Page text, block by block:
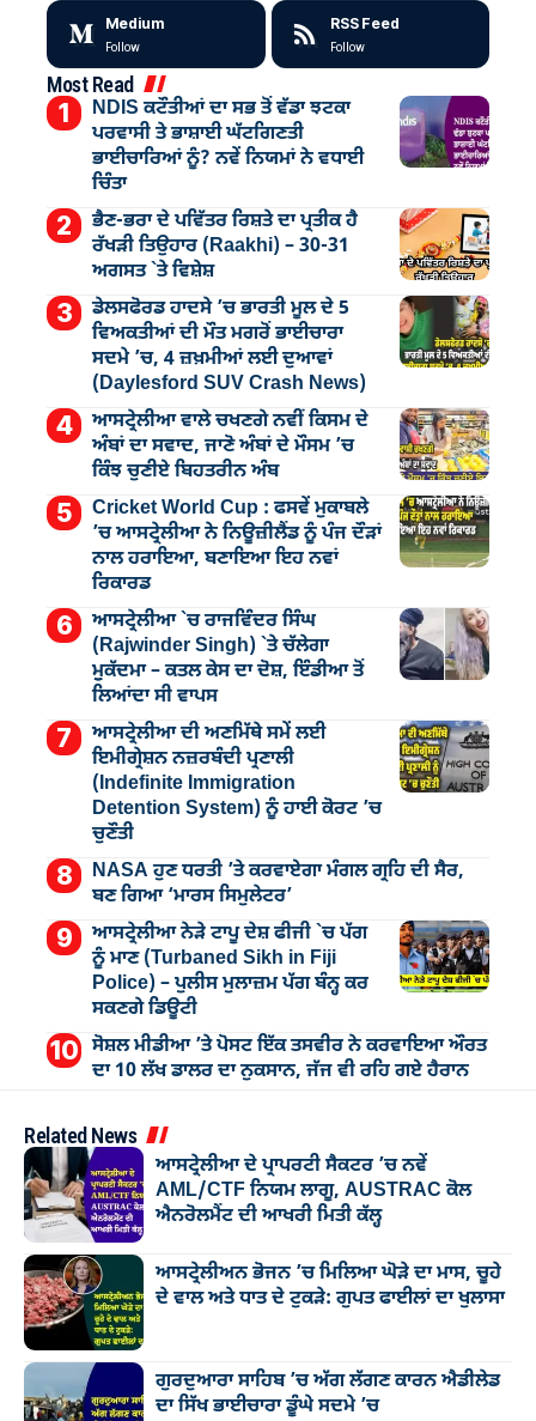
Medium
Follow
RSS Feed
Follow
Most Read
NDIS ਕਟੌਤੀਆਂ ਦਾ ਸਭ ਤੋਂ ਵੱਡਾ ਝਟਕਾ
ਪਰਵਾਸੀ ਤੇ ਭਾਸ਼ਾਈ ਘੱਟਗਿਣਤੀ
ਭਾਈਚਾਰਿਆਂ ਨੂੰ? ਨਵੇਂ ਨਿਯਮਾਂ ਨੇ ਵਧਾਈ
ਚਿੰਤਾ
ਭੈਣ-ਭਰਾ ਦੇ ਪਵਿੱਤਰ ਰਿਸ਼ਤੇ ਦਾ ਪ੍ਰਤੀਕ ਹੈ
ਰੱਖੜੀ ਤਿਉਹਾਰ (Raakhi) – 30-31
ਅਗਸਤ `ਤੇ ਵਿਸ਼ੇਸ਼
ਡੇਲਸਫੋਰਡ ਹਾਦਸੇ ’ਚ ਭਾਰਤੀ ਮੂਲ ਦੇ 5
ਵਿਅਕਤੀਆਂ ਦੀ ਮੌਤ ਮਗਰੋਂ ਭਾਈਚਾਰਾ
ਸਦਮੇ ’ਚ, 4 ਜ਼ਖ਼ਮੀਆਂ ਲਈ ਦੁਆਵਾਂ
(Daylesford SUV Crash News)
ਆਸਟ੍ਰੇਲੀਆ ਵਾਲੇ ਚਖਣਗੇ ਨਵੀਂ ਕਿਸਮ ਦੇ
ਅੰਬਾਂ ਦਾ ਸਵਾਦ, ਜਾਣੋ ਅੰਬਾਂ ਦੇ ਮੌਸਮ ’ਚ
ਕਿੰਝ ਚੁਣੀਏ ਬਿਹਤਰੀਨ ਅੰਬ
Cricket World Cup : ਫਸਵੇਂ ਮੁਕਾਬਲੇ
’ਚ ਆਸਟ੍ਰੇਲੀਆ ਨੇ ਨਿਊਜ਼ੀਲੈਂਡ ਨੂੰ ਪੰਜ ਦੌੜਾਂ
ਨਾਲ ਹਰਾਇਆ, ਬਣਾਇਆ ਇਹ ਨਵਾਂ
ਰਿਕਾਰਡ
ਆਸਟ੍ਰੇਲੀਆ `ਚ ਰਾਜਵਿੰਦਰ ਸਿੰਘ
(Rajwinder Singh) `ਤੇ ਚੱਲੇਗਾ
ਮੁੁਕੱਦਮਾ – ਕਤਲ ਕੇਸ ਦਾ ਦੋਸ਼, ਇੰਡੀਆ ਤੋਂ
ਲਿਆਂਦਾ ਸੀ ਵਾਪਸ
ਆਸਟ੍ਰੇਲੀਆ ਦੀ ਅਣਮਿੱਥੇ ਸਮੇਂ ਲਈ
ਇਮੀਗ੍ਰੇਸ਼ਨ ਨਜ਼ਰਬੰਦੀ ਪ੍ਰਣਾਲੀ
(Indefinite Immigration
Detention System) ਨੂੰ ਹਾਈ ਕੋਰਟ ’ਚ
ਚੁਣੌਤੀ
NASA ਹੁਣ ਧਰਤੀ ’ਤੇ ਕਰਵਾਏਗਾ ਮੰਗਲ ਗ੍ਰਹਿ ਦੀ ਸੈਰ,
ਬਣ ਗਿਆ ‘ਮਾਰਸ ਸਿਮੁਲੇਟਰ’
ਆਸਟ੍ਰੇਲੀਆ ਨੇੜੇ ਟਾਪੂ ਦੇਸ਼ ਫੀਜੀ `ਚ ਪੱਗ
ਨੂੰ ਮਾਣ (Turbaned Sikh in Fiji
Police) – ਪੁਲੀਸ ਮੁਲਾਜ਼ਮ ਪੱਗ ਬੰਨ੍ਹ ਕਰ
ਸਕਣਗੇ ਡਿਊਟੀ
ਸੋਸ਼ਲ ਮੀਡੀਆ ’ਤੇ ਪੋਸਟ ਇੱਕ ਤਸਵੀਰ ਨੇ ਕਰਵਾਇਆ ਔਰਤ
ਦਾ 10 ਲੱਖ ਡਾਲਰ ਦਾ ਨੁਕਸਾਨ, ਜੱਜ ਵੀ ਰਹਿ ਗਏ ਹੈਰਾਨ
Related News
ਆਸਟ੍ਰੇਲੀਆ ਦੇ ਪ੍ਰਾਪਰਟੀ ਸੈਕਟਰ ’ਚ ਨਵੇਂ
AML/CTF ਨਿਯਮ ਲਾਗੂ, AUSTRAC ਕੋਲ
ਐਨਰੋਲਮੈਂਟ ਦੀ ਆਖਰੀ ਮਿਤੀ ਕੱਲ੍ਹ
ਆਸਟ੍ਰੇਲੀਅਨ ਭੋਜਨ ’ਚ ਮਿਲਿਆ ਘੋੜੇ ਦਾ ਮਾਸ, ਚੂਹੇ
ਦੇ ਵਾਲ ਅਤੇ ਧਾਤ ਦੇ ਟੁਕੜੇ: ਗੁਪਤ ਫਾਈਲਾਂ ਦਾ ਖੁਲਾਸਾ
ਗੁਰਦੁਆਰਾ ਸਾਹਿਬ ’ਚ ਅੱਗ ਲੱਗਣ ਕਾਰਨ ਐਡੀਲੇਡ
ਦਾ ਸਿੱਖ ਭਾਈਚਾਰਾ ਡੂੰਘੇ ਸਦਮੇ ’ਚ